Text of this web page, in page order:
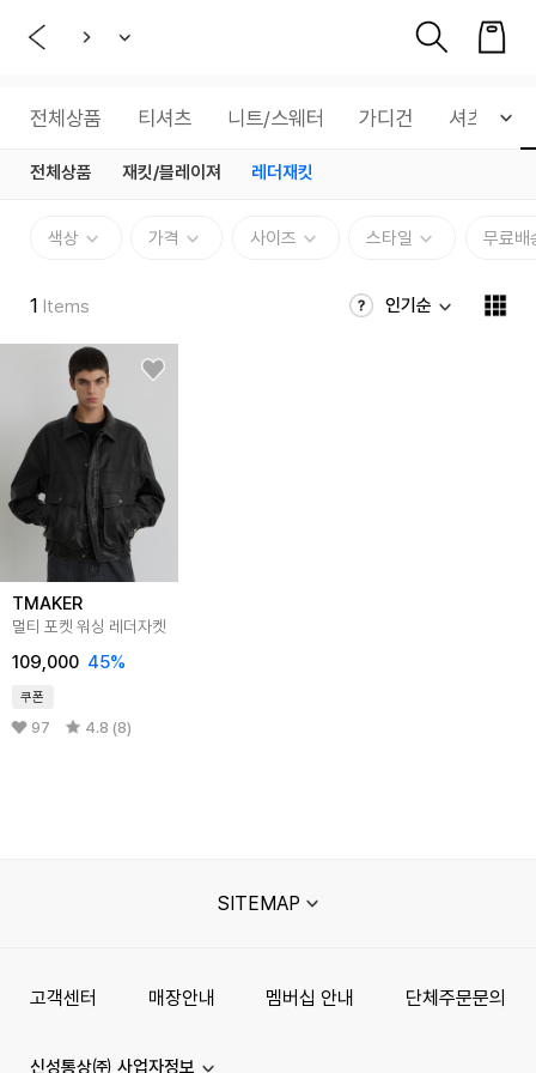
전체상품 티셔츠 니트/스웨터 가디건 셔츠
전체상품 재킷/블레이져 레더재킷
색상 가격 사이즈 스타일 무료배
1 Items 인기순
TMAKER
멀티 포켓 워싱 레더자켓
109,000 45%
쿠폰
97 4.8 (8)
SITEMAP
고객센터 매장안내 멤버십 안내 단체주문문의
신성통상㈜ 사업자정보